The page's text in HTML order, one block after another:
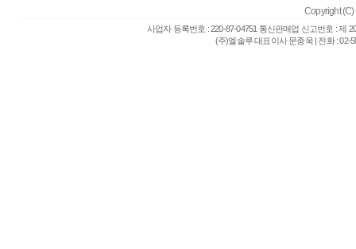
Copyright (C)
사업자 등록번호 : 220-87-04751 통신판매업 신고번호 : 제
(주)엘솔루 대표이사 문종욱 | 전화 : 02-